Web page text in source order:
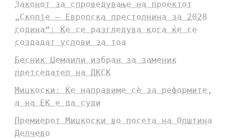
Законот за спроведување на проектот
„Скопје – Европска престолнина за 2028
година“: Ќе се разгледува кога ќе се
создадат услови за тоа
Бесник Џемаили избран за заменик
претседател на ДКСК
Мицкоски: Ќе направиме сè за реформите,
а на ЕК е да суди
Премиерот Мицкоски во посета на Општина
Делчево